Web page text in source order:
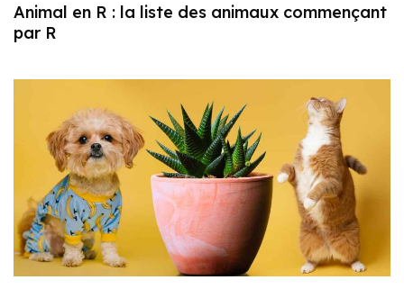
Animal en R : la liste des animaux commençant
par R